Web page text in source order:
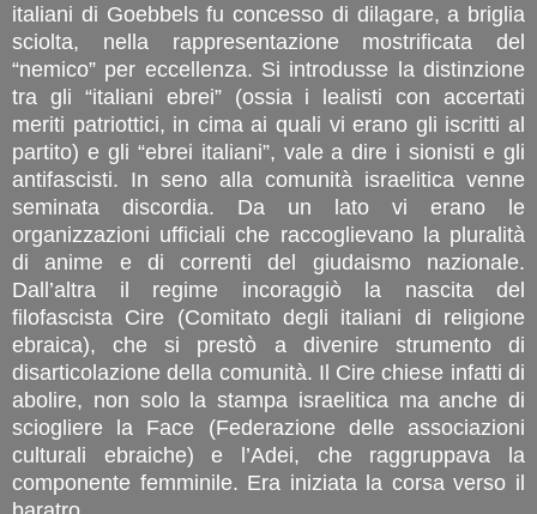
italiani di Goebbels fu concesso di dilagare, a briglia
sciolta, nella rappresentazione mostrificata del
“nemico” per eccellenza. Si introdusse la distinzione
tra gli “italiani ebrei” (ossia i lealisti con accertati
meriti patriottici, in cima ai quali vi erano gli iscritti al
partito) e gli “ebrei italiani”, vale a dire i sionisti e gli
antifascisti. In seno alla comunità israelitica venne
seminata discordia. Da un lato vi erano le
organizzazioni ufficiali che raccoglievano la pluralità
di anime e di correnti del giudaismo nazionale.
Dall’altra il regime incoraggiò la nascita del
filofascista Cire (Comitato degli italiani di religione
ebraica), che si prestò a divenire strumento di
disarticolazione della comunità. Il Cire chiese infatti di
abolire, non solo la stampa israelitica ma anche di
sciogliere la Face (Federazione delle associazioni
culturali ebraiche) e l’Adei, che raggruppava la
componente femminile. Era iniziata la corsa verso il